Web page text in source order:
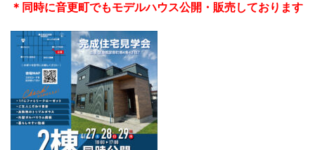
＊同時に音更町でもモデルハウス公開・販売しております